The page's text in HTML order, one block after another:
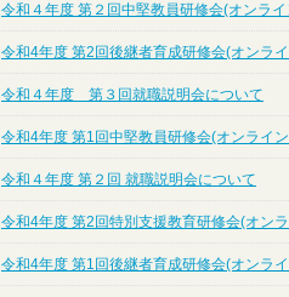
令和４年度 第２回中堅教員研修会(オンラ
令和4年度 第2回後継者育成研修会(オンラ
令和４年度 第３回就職説明会について
令和4年度 第1回中堅教員研修会(オンライ
令和４年度 第２回 就職説明会について
令和4年度 第2回特別支援教育研修会(オン
令和4年度 第1回後継者育成研修会(オンラ